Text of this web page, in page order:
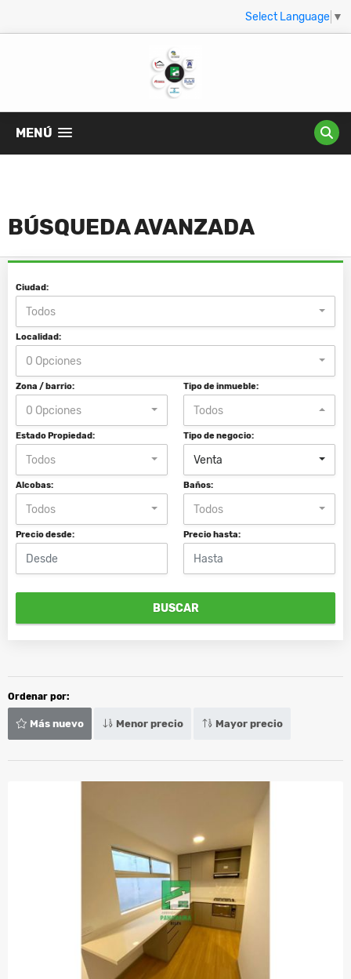
Select Language ▼
MENÚ
BÚSQUEDA AVANZADA
Ciudad:
Todos
Localidad:
0 Opciones
Zona / barrio:
0 Opciones
Tipo de inmueble:
Todos
Estado Propiedad:
Todos
Tipo de negocio:
Venta
Alcobas:
Todos
Baños:
Todos
Precio desde: Precio hasta:
BUSCAR
Ordenar por:
Más nuevo Menor precio Mayor precio